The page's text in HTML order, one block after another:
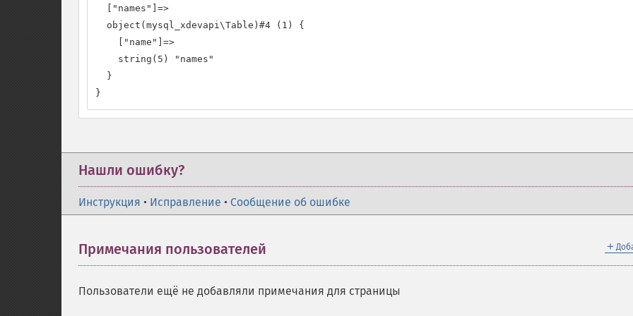
  ["names"]=>
  object(mysql_xdevapi\Table)#4 (1) {
    ["name"]=>
    string(5) "names"
  }
}
Нашли ошибку?
Инструкция • Исправление • Сообщение об ошибке
＋
Примечания пользователей
Пользователи ещё не добавляли примечания для страницы